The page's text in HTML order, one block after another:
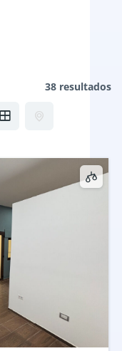
38 resultados